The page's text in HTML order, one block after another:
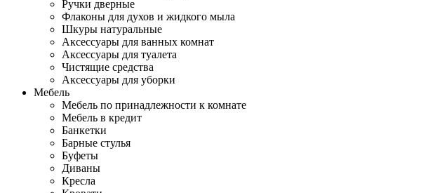
Ручки дверные
Флаконы для духов и жидкого мыла
Шкуры натуральные
Аксессуары для ванных комнат
Аксессуары для туалета
Чистящие средства
Аксессуары для уборки
Мебель
Мебель по принадлежности к комнате
Мебель в кредит
Банкетки
Барные стулья
Буфеты
Диваны
Кресла